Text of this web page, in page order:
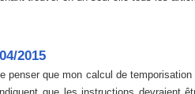
2015
penser que mon calcul de